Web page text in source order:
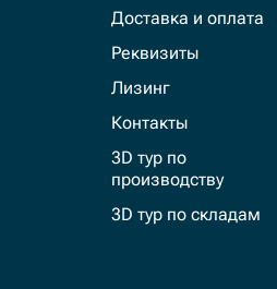
Доставка и оплата
Реквизиты
Лизинг
Контакты
3D тур по
производству
3D тур по складам